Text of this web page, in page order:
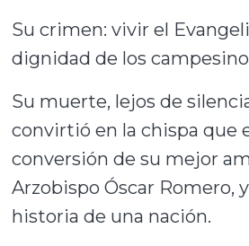
Su crimen: vivir el
dignidad de los
Su muerte, lejos de
convirtió en la chispa que
conversión de su mejor
Arzobispo Óscar Romero,
historia de una nación.